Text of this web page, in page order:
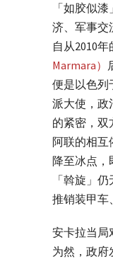
「如胶似
济、军事交
自从2010年
Marmara）
便是以色列
派大使，政
的紧密，双
阿联的相互
降至冰点，
「斡旋」
推销装甲车
安卡拉当局
为然，政府